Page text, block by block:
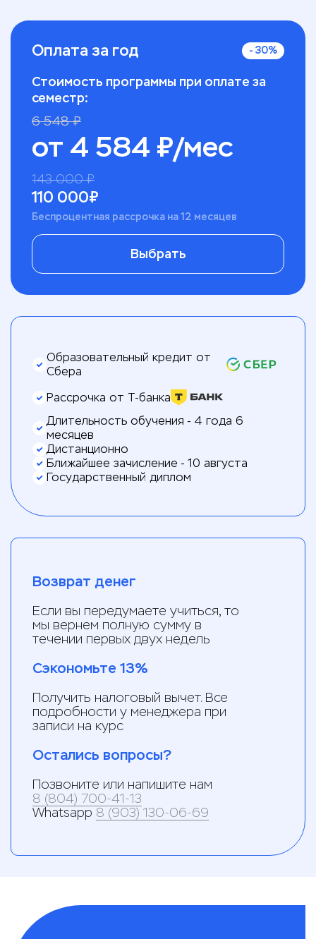
Оплата за год - 30%
Стоимость программы при оплате за
семестр:
6 548₽
от 4 584 ₽/мес
143 000₽
110 000₽
Беспроцентная рассрочка на 12 месяцев
Выбрать
Образовательный кредит от
Сбера
Рассрочка от Т-банка
Длительность обучения - 4 года 6
месяцев
Дистанционно
Ближайшее зачисление - 10 августа
Государственный диплом
Возврат денег
Если вы передумаете учиться, то
мы вернем полную сумму в
течении первых двух недель
Сэкономьте 13%
Получить налоговый вычет. Все
подробности у менеджера при
записи на курс
Остались вопросы?
Позвоните или напишите нам
8 (804) 700-41-13
Whatsapp 8 (903) 130-06-69